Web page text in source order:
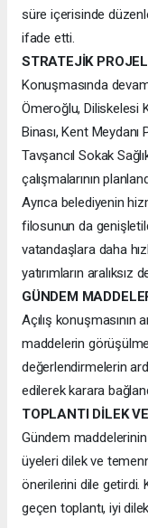
süre içerisinde
ifade etti.
STRATEJİK
Konuşmasında
Ömeroğlu, Diliskelesi
Binası, Kent Meydanı
Tavşancıl Sokak
çalışmalarının
Ayrıca belediyenin
filosunun da
vatandaşlara daha
yatırımların aralıksız
GÜNDEM
Açılış
maddelerin
değerlendirmelerin
edilerek karara
TOPLANTI DİLEK
Gündem
üyeleri dilek ve
önerilerini dile getirdi.
geçen toplantı, iyi